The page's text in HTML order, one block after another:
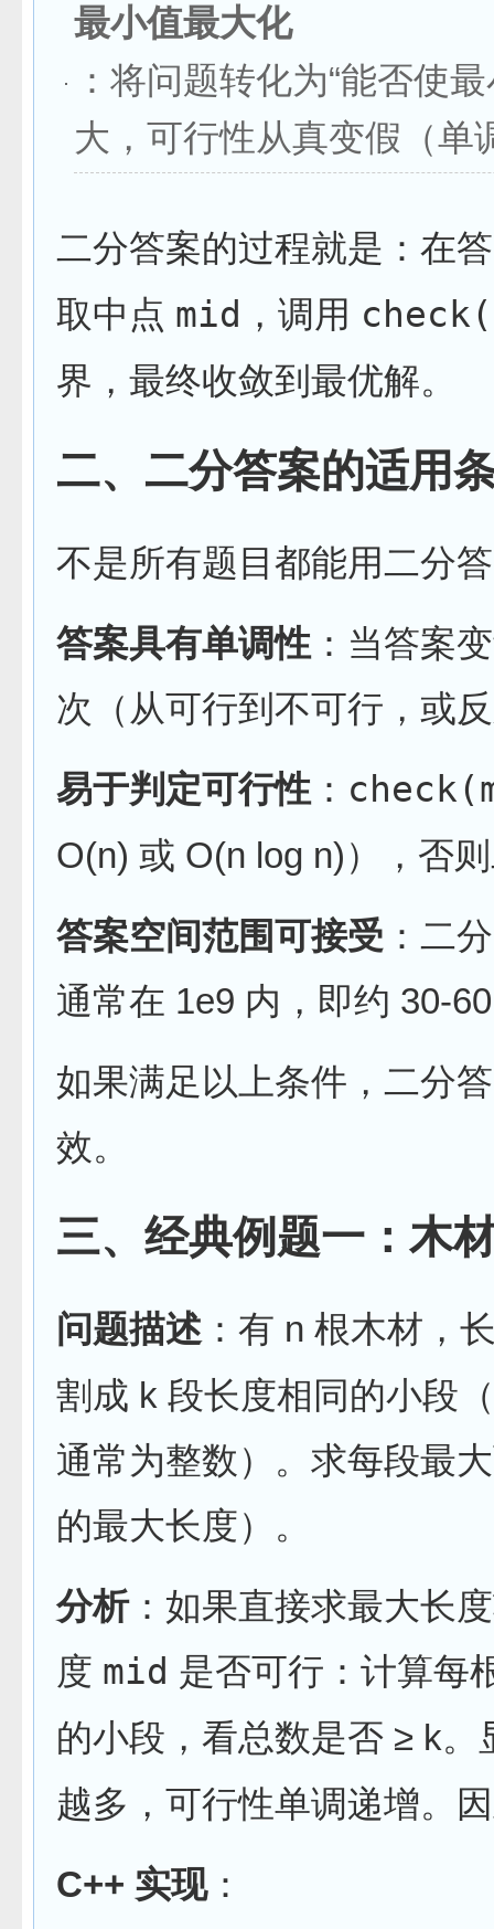
最小值最大化
：将问题转化为“能否使
大，可行性从真变假（单
二分答案的过程就是：在
取中点 mid ，调用
界，最终收敛到最优解。
二、二分答案的适用
不是所有题目都能用二分
答案具有单调性 ：当答案
次（从可行到不可行，或
易于判定可行性 ：
O(n) 或 O(n log n)），否
答案空间范围可接受 ：二
通常在 1e9 内，即约 30-
如果满足以上条件，二分
效。
三、经典例题一：木
问题描述 ：有 n 根木材，
割成 k 段长度相同的小段
通常为整数）。求每段最
的最大长度）。
分析：如果直接求最大长
度 mid 是否可行：计算每
的小段，看总数是否 ≥ k。
越多，可行性单调递增。
C++ 实现：